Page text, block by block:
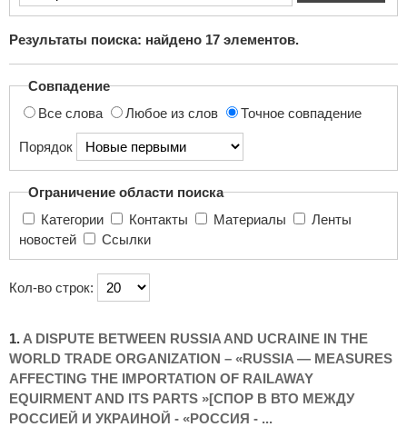
текст
поиска...
Результаты поиска: найдено 17 элементов.
Совпадение
Все слова
Любое из слов Точное совпадение
Порядок
Ограничение области поиска
Категории
Контакты Материалы
новостей
Ссылки
Кол-во строк:
1. A DISPUTE BETWEEN RUSSIA AND UCRAINE IN THE
WORLD TRADE ORGANIZATION – «RUSSIA — MEASURES
AFFECTING THE IMPORTATION OF RAILAWAY
EQUIRMENT AND ITS PARTS »[СПОР В ВТО МЕЖДУ
РОССИЕЙ И УКРАИНОЙ - «РОССИЯ - ...